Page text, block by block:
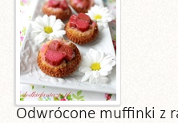
Odwrócone muffinki z